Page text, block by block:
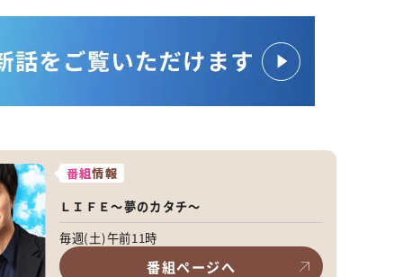
番組情報
ＬＩＦＥ～夢のカタチ～
毎週(土)午前11時
番組ページへ